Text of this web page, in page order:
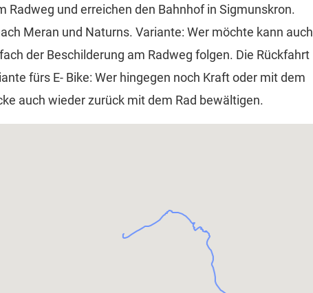
Radweg und erreichen den Bahnhof in Sigmunskron.
Meran und Naturns. Variante: Wer möchte kann auch
der Beschilderung am Radweg folgen. Die Rückfahrt
fürs E- Bike: Wer hingegen noch Kraft oder mit dem
auch wieder zurück mit dem Rad bewältigen.